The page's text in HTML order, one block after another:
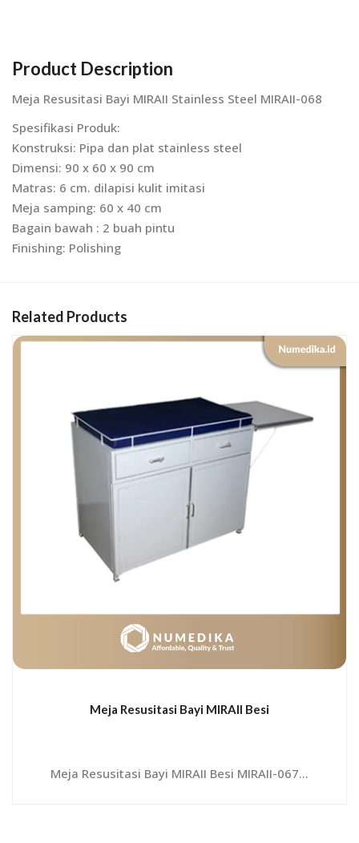
Product Description
Meja Resusitasi Bayi MIRAII Stainless Steel MIRAII-068
Spesifikasi Produk:
Konstruksi: Pipa dan plat stainless steel
Dimensi: 90 x 60 x 90 cm
Matras: 6 cm. dilapisi kulit imitasi
Meja samping: 60 x 40 cm
Bagain bawah : 2 buah pintu
Finishing: Polishing
Related Products
Meja Resusitasi Bayi MIRAII Besi
Meja Resusitasi Bayi MIRAII Besi MIRAII-067...